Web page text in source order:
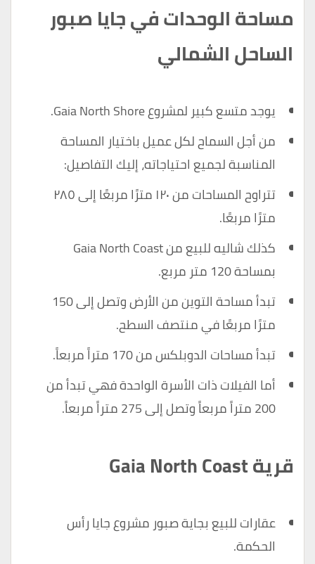
مساحة الوحدات في جايا صبور
الساحل الشمالي
يوجد متسع كبير لمشروع Gaia North Shore.
من أجل السماح لكل عميل باختيار المساحة
المناسبة لجميع احتياجاته، إليك التفاصيل:
تتراوح المساحات من ١٢٠ مترًا مربعًا إلى ٢٨٥
مترًا مربعًا.
كذلك شاليه للبيع من Gaia North Coast
بمساحة 120 متر مربع.
تبدأ مساحة التوين من الأرض وتصل إلى 150
مترًا مربعًا في منتصف السطح.
تبدأ مساحات الدوبلكس من 170 متراً مربعاً.
أما الفيلات ذات الأسرة الواحدة فهي تبدأ من
200 متراً مربعاً وتصل إلى 275 متراً مربعاً.
قرية Gaia North Coast
عقارات للبيع بجاية صبور مشروع جايا رأس
الحكمة.